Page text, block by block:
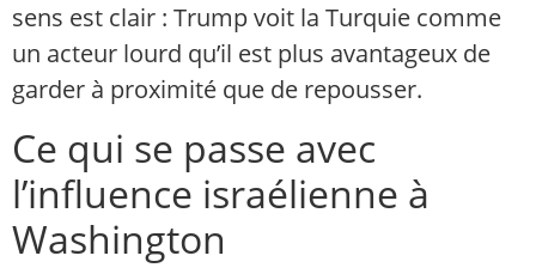
sens est clair : Trump voit la Turquie comme
un acteur lourd qu’il est plus avantageux de
garder à proximité que de repousser.
Ce qui se passe avec
l’influence israélienne à
Washington